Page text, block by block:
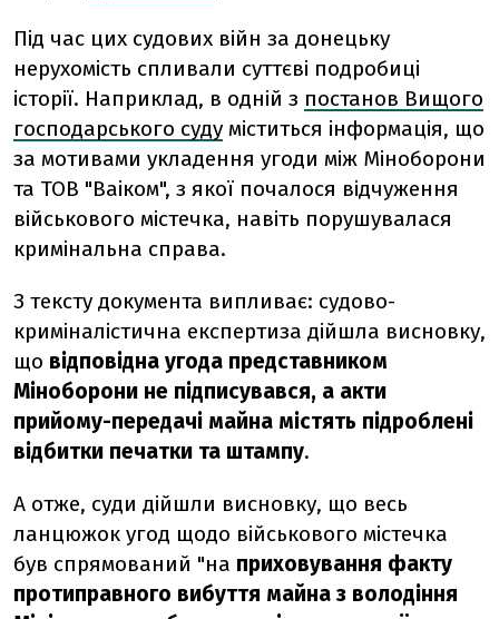
Під час цих судових війн за донецьку
нерухомість спливали суттєві подробиці
історії. Наприклад, в одній з постанов Вищого
господарського суду міститься інформація, що
за мотивами укладення угоди між Міноборони
та ТОВ "Ваіком", з якої почалося відчуження
військового містечка, навіть порушувалася
кримінальна справа.
З тексту документа випливає: судово-
криміналістична експертиза дійшла висновку,
що відповідна угода представником
Міноборони не підписувався, а акти
прийому-передачі майна містять підроблені
відбитки печатки та штампу.
А отже, суди дійшли висновку, що весь
ланцюжок угод щодо військового містечка
був спрямований "на приховування факту
протиправного вибуття майна з володіння